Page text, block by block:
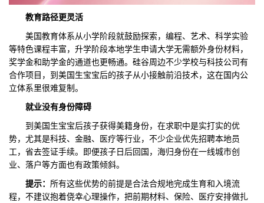
教育路径更灵活
美国教育体系从小学阶段就鼓励探索，编程、艺术、科学实验
等特色课程丰富，升学阶段本地学生申请大学无需额外身份材料，
奖学金和助学金的通道也更畅通。硅谷周边不少学校与科技公司有
合作项目，到美国生宝宝后的孩子从小接触前沿技术，这在国内公
立体系里很难复制。
就业没有身份障碍
到美国生宝宝后孩子获得美籍身份，在求职中是实打实的优
势，尤其是科技、金融、医疗等行业，不少企业优先招聘本地员
工，省去签证手续。即便孩子日后回国，海归身份在一线城市创
业、落户等方面也有政策倾斜。
提示： 所有这些优势的前提是合法合规地完成生育和入境流
程，不建议抱着侥幸心理操作，把前期材料、保险、医疗安排做扎